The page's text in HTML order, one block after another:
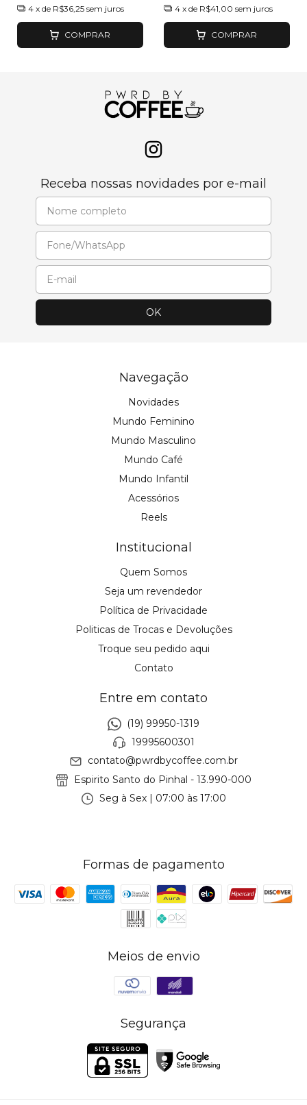
4 x de R$36,25 sem juros
COMPRAR
4 x de R$41,00 sem juros
COMPRAR
Receba nossas novidades por e-mail
Navegação
Novidades
Mundo Feminino
Mundo Masculino
Mundo Café
Mundo Infantil
Acessórios
Reels
Institucional
Quem Somos
Seja um revendedor
Política de Privacidade
Politicas de Trocas e Devoluções
Troque seu pedido aqui
Contato
Entre em contato
(19) 99950-1319
19995600301
contato@pwrdbycoffee.com.br
Espirito Santo do Pinhal - 13.990-000
Seg à Sex | 07:00 às 17:00
Formas de pagamento
Meios de envio
Segurança